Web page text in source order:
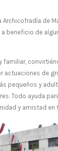
Archicofradía de
beneficio de
familiar,
actuaciones de
pequeños y
Todo ayuda
y amistad en